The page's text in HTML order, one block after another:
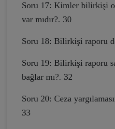
Soru 17: Kimler bilirkişi
var mıdır?. 30
Soru 18: Bilirkişi raporu
Soru 19: Bilirkişi raporu
bağlar mı?. 32
Soru 20: Ceza
33